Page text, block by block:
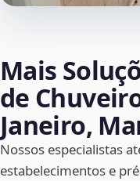
Mais
de
Janeiro,
Nossos especialistas
estabelecimentos e